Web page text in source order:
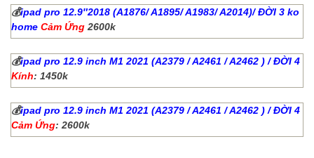
💰ipad pro 12.9″2018 (A1876/ A1895/ A1983/ A2014)/ ĐỜI 3 ko
home Cảm Ứng 2600k
💰ipad pro 12.9 inch M1 2021 (A2379 / A2461 / A2462 ) / ĐỜI 4
Kính: 1450k
💰ipad pro 12.9 inch M1 2021 (A2379 / A2461 / A2462 ) / ĐỜI 4
Cảm Ứng: 2600k